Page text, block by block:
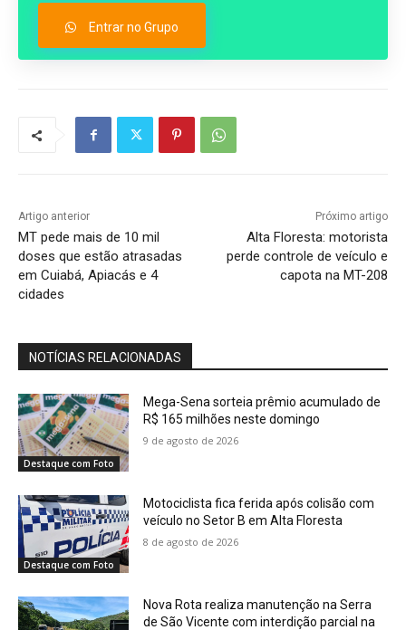
Entrar no Grupo
Artigo anterior
MT pede mais de 10 mil
doses que estão atrasadas
em Cuiabá, Apiacás e 4
cidades
Próximo artigo
Alta Floresta: motorista
perde controle de veículo e
capota na MT-208
NOTÍCIAS RELACIONADAS
Destaque com Foto
Mega-Sena sorteia prêmio acumulado de
R$ 165 milhões neste domingo
9 de agosto de 2026
Destaque com Foto
Motociclista fica ferida após colisão com
veículo no Setor B em Alta Floresta
8 de agosto de 2026
Nova Rota realiza manutenção na Serra
de São Vicente com interdição parcial na